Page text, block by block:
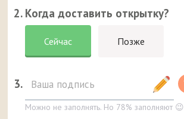
2. Когда доставить открытку?
Сейчас Позже
3.
Можно не заполнять. Но 78% заполняют 😉